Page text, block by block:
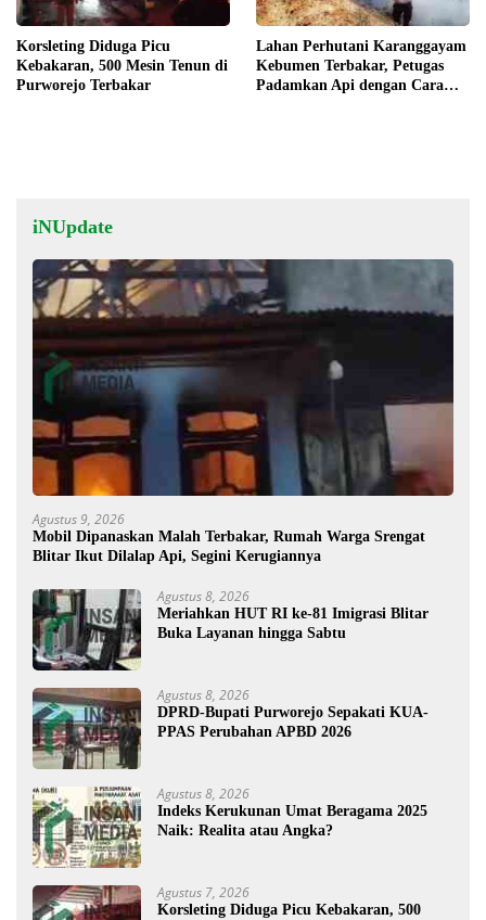
Korsleting Diduga Picu
Kebakaran, 500 Mesin Tenun di
Purworejo Terbakar
Lahan Perhutani Karanggayam
Kebumen Terbakar, Petugas
Padamkan Api dengan Cara
iNUpdate
Agustus 9, 2026
Mobil Dipanaskan Malah Terbakar, Rumah Warga Srengat
Blitar Ikut Dilalap Api, Segini Kerugiannya
Agustus 8, 2026
Meriahkan HUT RI ke-81 Imigrasi Blitar
Buka Layanan hingga Sabtu
Agustus 8, 2026
DPRD-Bupati Purworejo Sepakati KUA-
PPAS Perubahan APBD 2026
Agustus 8, 2026
Indeks Kerukunan Umat Beragama 2025
Naik: Realita atau Angka?
Agustus 7, 2026
Korsleting Diduga Picu Kebakaran, 500